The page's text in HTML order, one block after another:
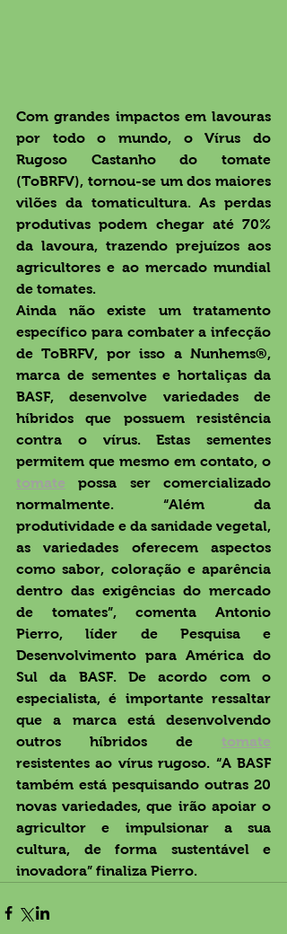
Com grandes impactos em lavouras
por todo o mundo, o Vírus do
Rugoso Castanho do tomate
(ToBRFV), tornou-se um dos maiores
vilões da tomaticultura. As perdas
produtivas podem chegar até 70%
da lavoura, trazendo prejuízos aos
agricultores e ao mercado mundial
de tomates.
Ainda não existe um tratamento
específico para combater a infecção
de ToBRFV, por isso a Nunhems®,
marca de sementes e hortaliças da
BASF, desenvolve variedades de
híbridos que possuem resistência
contra o vírus. Estas sementes
tomate possa ser comercializado
normalmente. “Além da
produtividade e da sanidade vegetal,
as variedades oferecem aspectos
como sabor, coloração e aparência
dentro das exigências do mercado
de tomates”, comenta Antonio
Pierro, líder de Pesquisa e
Desenvolvimento para América do
Sul da BASF. De acordo com o
especialista, é importante ressaltar
que a marca está desenvolvendo
outros híbridos de tomate
resistentes ao vírus rugoso. “A BASF
também está pesquisando outras 20
novas variedades, que irão apoiar o
agricultor e impulsionar a sua
cultura, de forma sustentável e
inovadora” finaliza Pierro.